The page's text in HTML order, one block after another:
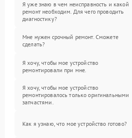
Я уже знаю в чем неисправность и какой
ремонт необходим. Для чего проводить
диагностику?
Мне нужен срочный ремонт. Сможете
сделать?
Я хочу, чтобы мое устройство
ремонтировали при мне.
Я хочу, чтобы мое устройство
ремонтировалось только оригинальными
запчастями.
Как я узнаю, что мое устройство готово?